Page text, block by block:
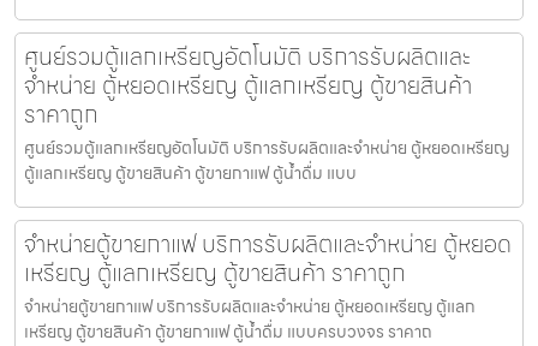
ศูนย์รวมตู้แลกเหรียญ​อัตโนมัติ บริการรับผลิตและ
จำหน่าย ตู้หยอดเหรียญ ตู้แลกเหรียญ ตู้ขายสินค้า
ราคาถูก
ศูนย์รวมตู้แลกเหรียญ​อัตโนมัติ บริการรับผลิตและจำหน่าย ตู้หยอดเหรียญ
ตู้แลกเหรียญ ตู้ขายสินค้า ตู้ขายกาแฟ ตู้น้ำดื่ม แบบ
จำหน่ายตู้ขายกาแฟ บริการรับผลิตและจำหน่าย ตู้หยอด
เหรียญ ตู้แลกเหรียญ ตู้ขายสินค้า ราคาถูก
จำหน่ายตู้ขายกาแฟ บริการรับผลิตและจำหน่าย ตู้หยอดเหรียญ ตู้แลก
เหรียญ ตู้ขายสินค้า ตู้ขายกาแฟ ตู้น้ำดื่ม แบบครบวงจร ราคาถ